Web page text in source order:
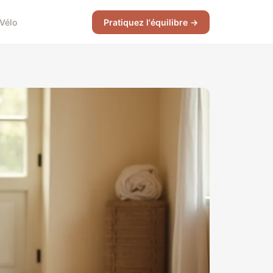
Vélo Pratiquez l'équilibre →